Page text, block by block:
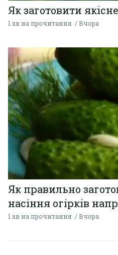
Як заготовити
1 хв на прочитання Вчора
Як правильно
насіння огірків
1 хв на прочитання Вчора